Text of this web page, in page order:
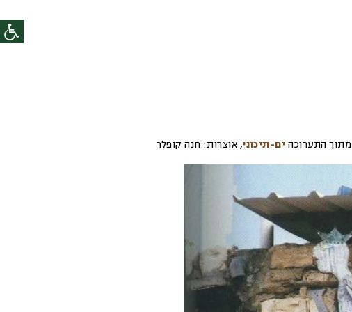
מתוך התערוכה ים-תיכוני, אוצרות: חנה קופלר